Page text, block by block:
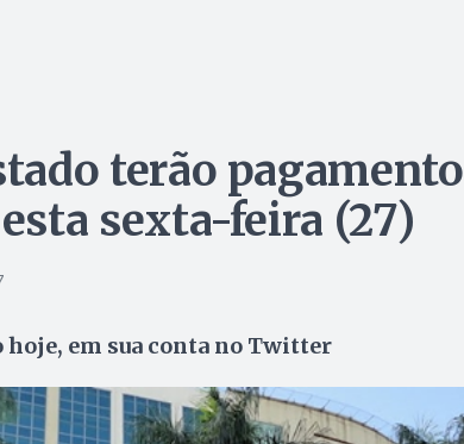
terão pagamento
sexta-feira (27)
hoje, em sua conta no Twitter